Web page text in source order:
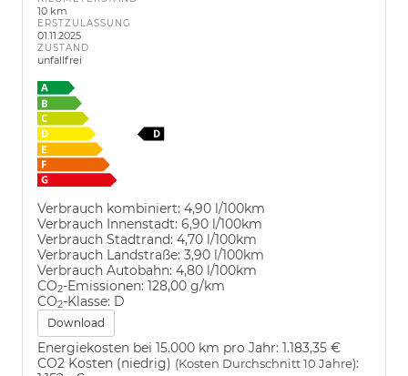
10 km
ERSTZULASSUNG
01.11.2025
ZUSTAND
unfallfrei
Verbrauch kombiniert: 4,90 l/100km
Verbrauch Innenstadt: 6,90 l/100km
Verbrauch Stadtrand: 4,70 l/100km
Verbrauch Landstraße: 3,90 l/100km
Verbrauch Autobahn: 4,80 l/100km
CO2-Emissionen: 128,00 g/km
CO2-Klasse: D
Download
Energiekosten bei 15.000 km pro Jahr: 1.183,35 €
CO2 Kosten (niedrig) (Kosten Durchschnitt 10 Jahre):